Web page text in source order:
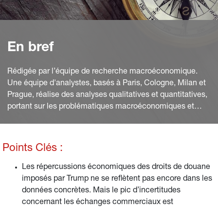
En bref
Rédigée par l’équipe de recherche macroéconomique.
Une équipe d'analystes, basés à Paris, Cologne, Milan et
Prague, réalise des analyses qualitatives et quantitatives,
portant sur les problématiques macroéconomiques et
Points Clés :
Les répercussions économiques des droits de douane
imposés par Trump ne se reflètent pas encore dans les
données concrètes. Mais le pic d’incertitudes
concernant les échanges commerciaux est